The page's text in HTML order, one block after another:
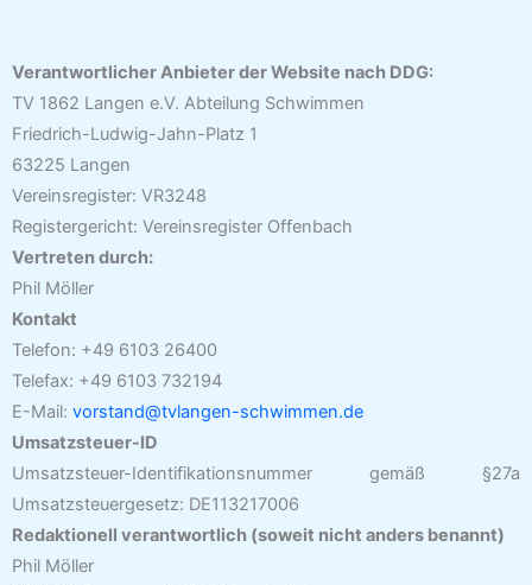
Verantwortlicher Anbieter der Website nach DDG:
TV 1862 Langen e.V. Abteilung Schwimmen
Friedrich-Ludwig-Jahn-Platz 1
63225 Langen
Vereinsregister: VR3248
Registergericht: Vereinsregister Offenbach
Vertreten durch:
Phil Möller
Kontakt
Telefon: +49 6103 26400
Telefax: +49 6103 732194
E-Mail: vorstand@tvlangen-schwimmen.de
Umsatzsteuer-ID
Umsatzsteuer-Identifikationsnummer gemäß §27a
Umsatzsteuergesetz: DE113217006
Redaktionell verantwortlich (soweit nicht anders benannt)
Phil Möller